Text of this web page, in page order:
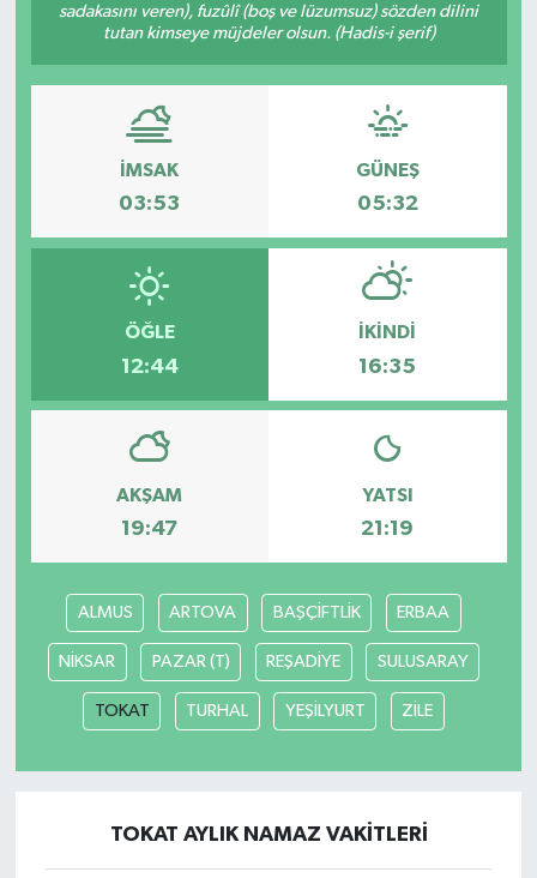
sadakasını veren), fuzûlî (boş ve lüzumsuz) sözden dilini
tutan kimseye müjdeler olsun. (Hadis-i şerif)
İMSAK
03:53
GÜNEŞ
05:32
ÖĞLE
12:44
İKINDI
16:35
AKŞAM
19:47
YATSI
21:19
ALMUS ARTOVA BAŞÇİFTLİK ERBAA
NİKSAR PAZAR (T) REŞADİYE SULUSARAY
TOKAT TURHAL YEŞİLYURT ZİLE
TOKAT AYLIK NAMAZ VAKITLERI